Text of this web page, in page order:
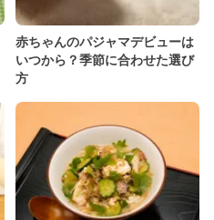
赤ちゃんのパジャマデビューは
いつから？季節に合わせた選び
方